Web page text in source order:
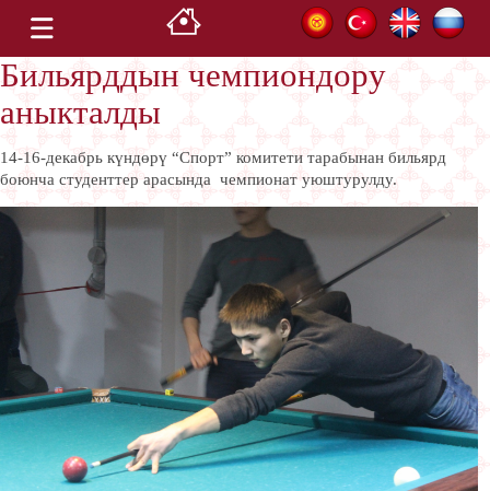
Бильярддын чемпиондору
аныкталды
14-16-декабрь күндөрү “Спорт” комитети тарабынан бильярд
боюнча студенттер арасында чемпионат уюштурулду.